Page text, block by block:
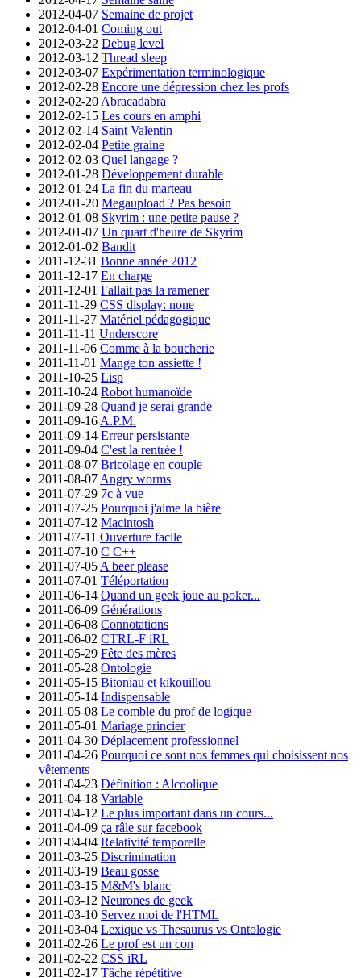
2012-04-07 Semaine de projet
2012-04-01 Coming out
2012-03-22 Debug level
2012-03-12 Thread sleep
2012-03-07 Expérimentation terminologique
2012-02-28 Encore une dépression chez les profs
2012-02-20 Abracadabra
2012-02-15 Les cours en amphi
2012-02-14 Saint Valentin
2012-02-04 Petite graine
2012-02-03 Quel langage ?
2012-01-28 Développement durable
2012-01-24 La fin du marteau
2012-01-20 Megaupload ? Pas besoin
2012-01-08 Skyrim : une petite pause ?
2012-01-07 Un quart d'heure de Skyrim
2012-01-02 Bandit
2011-12-31 Bonne année 2012
2011-12-17 En charge
2011-12-01 Fallait pas la ramener
2011-11-29 CSS display: none
2011-11-27 Matériel pédagogique
2011-11-11 Underscore
2011-11-06 Comme à la boucherie
2011-11-01 Mange ton assiette !
2011-10-25 Lisp
2011-10-24 Robot humanoïde
2011-09-28 Quand je serai grande
2011-09-16 A.P.M.
2011-09-14 Erreur persistante
2011-09-04 C'est la rentrée !
2011-08-07 Bricolage en couple
2011-08-07 Angry worms
2011-07-29 7c à vue
2011-07-25 Pourquoi j'aime la bière
2011-07-12 Macintosh
2011-07-11 Ouverture facile
2011-07-10 C C++
2011-07-05 A beer please
2011-07-01 Téléportation
2011-06-14 Quand un geek joue au poker...
2011-06-09 Générations
2011-06-08 Connotations
2011-06-02 CTRL-F iRL
2011-05-29 Fête des mères
2011-05-28 Ontologie
2011-05-15 Bitoniau et kikouillou
2011-05-14 Indispensable
2011-05-08 Le comble du prof de logique
2011-05-01 Mariage princier
2011-04-30 Déplacement professionnel
2011-04-26 Pourquoi ce sont nos femmes qui choisissent nos
vêtements
2011-04-23 Définition : Alcoolique
2011-04-18 Variable
2011-04-12 Le plus important dans un cours...
2011-04-09 ça râle sur facebook
2011-04-04 Relativité temporelle
2011-03-25 Discrimination
2011-03-19 Beau gosse
2011-03-15 M&M's blanc
2011-03-12 Neurones de geek
2011-03-10 Servez moi de l'HTML
2011-03-04 Lexique vs Thesaurus vs Ontologie
2011-02-26 Le prof est un con
2011-02-22 CSS iRL
2011-02-17 Tâche répétitive